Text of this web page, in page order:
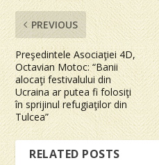
PREVIOUS
Preşedintele Asociaţiei 4D,
Octavian Motoc: “Banii
alocaţi festivalului din
Ucraina ar putea fi folosiţi
în sprijinul refugiaţilor din
Tulcea”
RELATED POSTS